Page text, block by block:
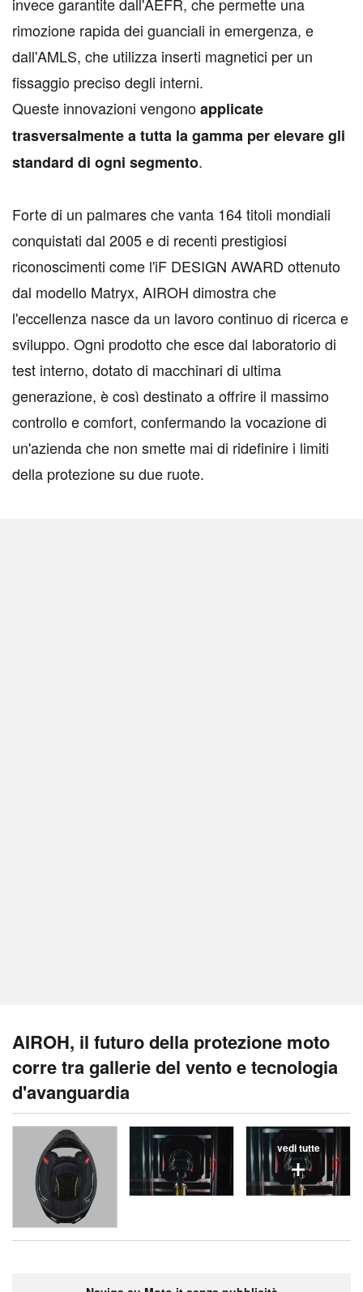
invece garantite dall'AEFR, che permette una
rimozione rapida dei guanciali in emergenza, e
dall'AMLS, che utilizza inserti magnetici per un
fissaggio preciso degli interni.
Queste innovazioni vengonoapplicate
trasversalmente a tutta la gamma per elevare gli
standard di ogni segmento.
Forte di un palmares che vanta 164 titoli mondiali
conquistati dal 2005 e di recenti prestigiosi
riconoscimenti come l'iF DESIGN AWARD ottenuto
dal modello Matryx, AIROH dimostra che
l'eccellenza nasce da un lavoro continuo di ricerca e
sviluppo. Ogni prodotto che esce dal laboratorio di
test interno, dotato di macchinari di ultima
generazione, è così destinato a offrire il massimo
controllo e comfort, confermando la vocazione di
un'azienda che non smette mai di ridefinire i limiti
della protezione su due ruote.
AIROH, il futuro della protezione moto
corre tra gallerie del vento e tecnologia
d'avanguardia
vedi tutte